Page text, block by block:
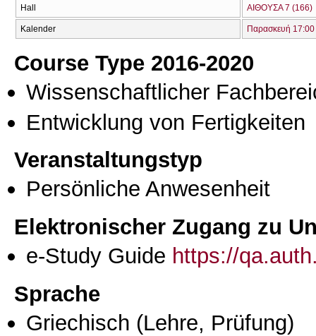
Hall ΑΙΘΟΥΣΑ 7 (166)
Kalender Παρασκευή
Course Type 2016-2020
Wissenschaftlicher
Entwicklung von Fertigkeiten
Veranstaltungstyp
Persönliche Anwesenheit
Elektronischer Zugang zu
e-Study Guide https://
Sprache
Griechisch (Lehre, Prüfung)